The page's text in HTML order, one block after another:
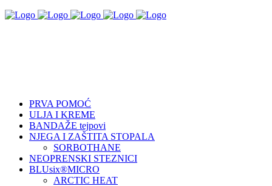
PRVA POMOĆ
ULJA I KREME
BANDAŽE tejpovi
NJEGA I ZAŠTITA STOPALA
SORBOTHANE
NEOPRENSKI STEZNICI
BLUsix®MICRO
ARCTIC HEAT